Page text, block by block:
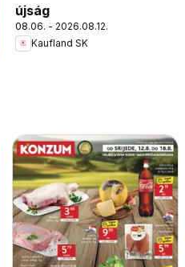
újság
08.06. - 2026.08.12.
Kaufland SK